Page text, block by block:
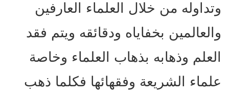
وتداوله من خلال العلماء العارفين
والعالمين بخفاياه ودقائقه ويتم فقد
العلم وذهابه بذهاب العلماء وخاصة
علماء الشريعة وفقهائها فكلما ذهب